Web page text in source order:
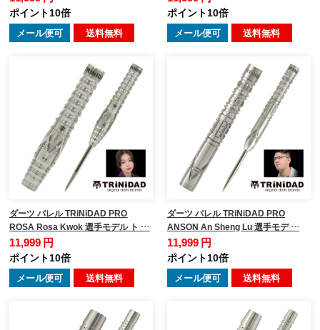
ポイント10倍
メール便可 送料無料
ポイント10倍
メール便可 送料無料
ダーツ バレル TRiNiDAD PRO
ROSA Rosa Kwok 選手モデル ト …
11,999 円
ポイント10倍
メール便可 送料無料
ダーツ バレル TRiNiDAD PRO
ANSON An Sheng Lu 選手モデ …
11,999 円
ポイント10倍
メール便可 送料無料